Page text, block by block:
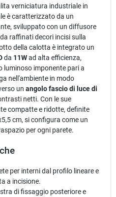
verniciatura industriale in
è caratterizzato da un
sviluppato con un diffusore
raffinati decori incisi sulla
della calotta è integrato un
da 11Wad alta efficienza,
luminoso imponente pari a
nell'ambiente in modo
un angolo fascio di luce di
netti. Con le sue
compatte e ridotte, definite
cm, si configura come un
per ogni parete.
per interni dal profilo lineare e
a incisione.
di fissaggio posteriore e